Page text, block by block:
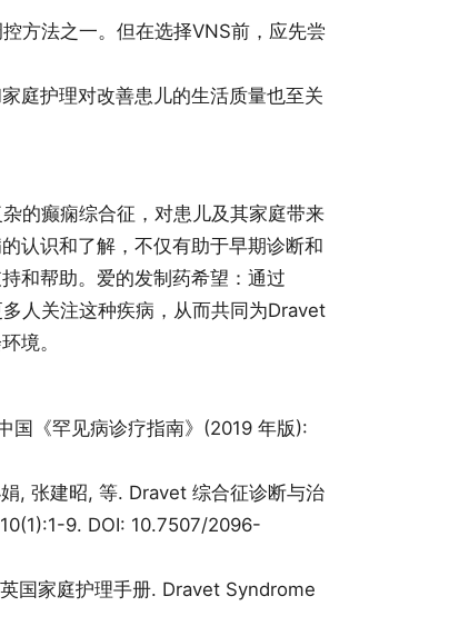
方法之一。但在选择VNS前，应先尝
庭护理对改善患儿的生活质量也至关
的癫痫综合征，对患儿及其家庭带来
认识和了解，不仅有助于早期诊断和
和帮助。爱的发制药希望：通过
人关注这种疾病，从而共同为Dravet
境。
国《罕见病诊疗指南》(2019 年版):
, 张建昭, 等. Dravet 综合征诊断与治
9. DOI: 10.7507/2096-
国家庭护理手册. Dravet Syndrome